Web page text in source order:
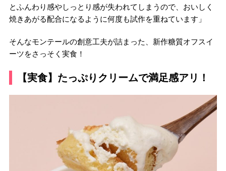
とふんわり感やしっとり感が失われてしまうので、おいしく
焼きあがる配合になるように何度も試作を重ねています」
そんなモンテールの創意工夫が詰まった、新作糖質オフスイ
ーツをさっそく実食！
【実食】たっぷりクリームで満足感アリ！